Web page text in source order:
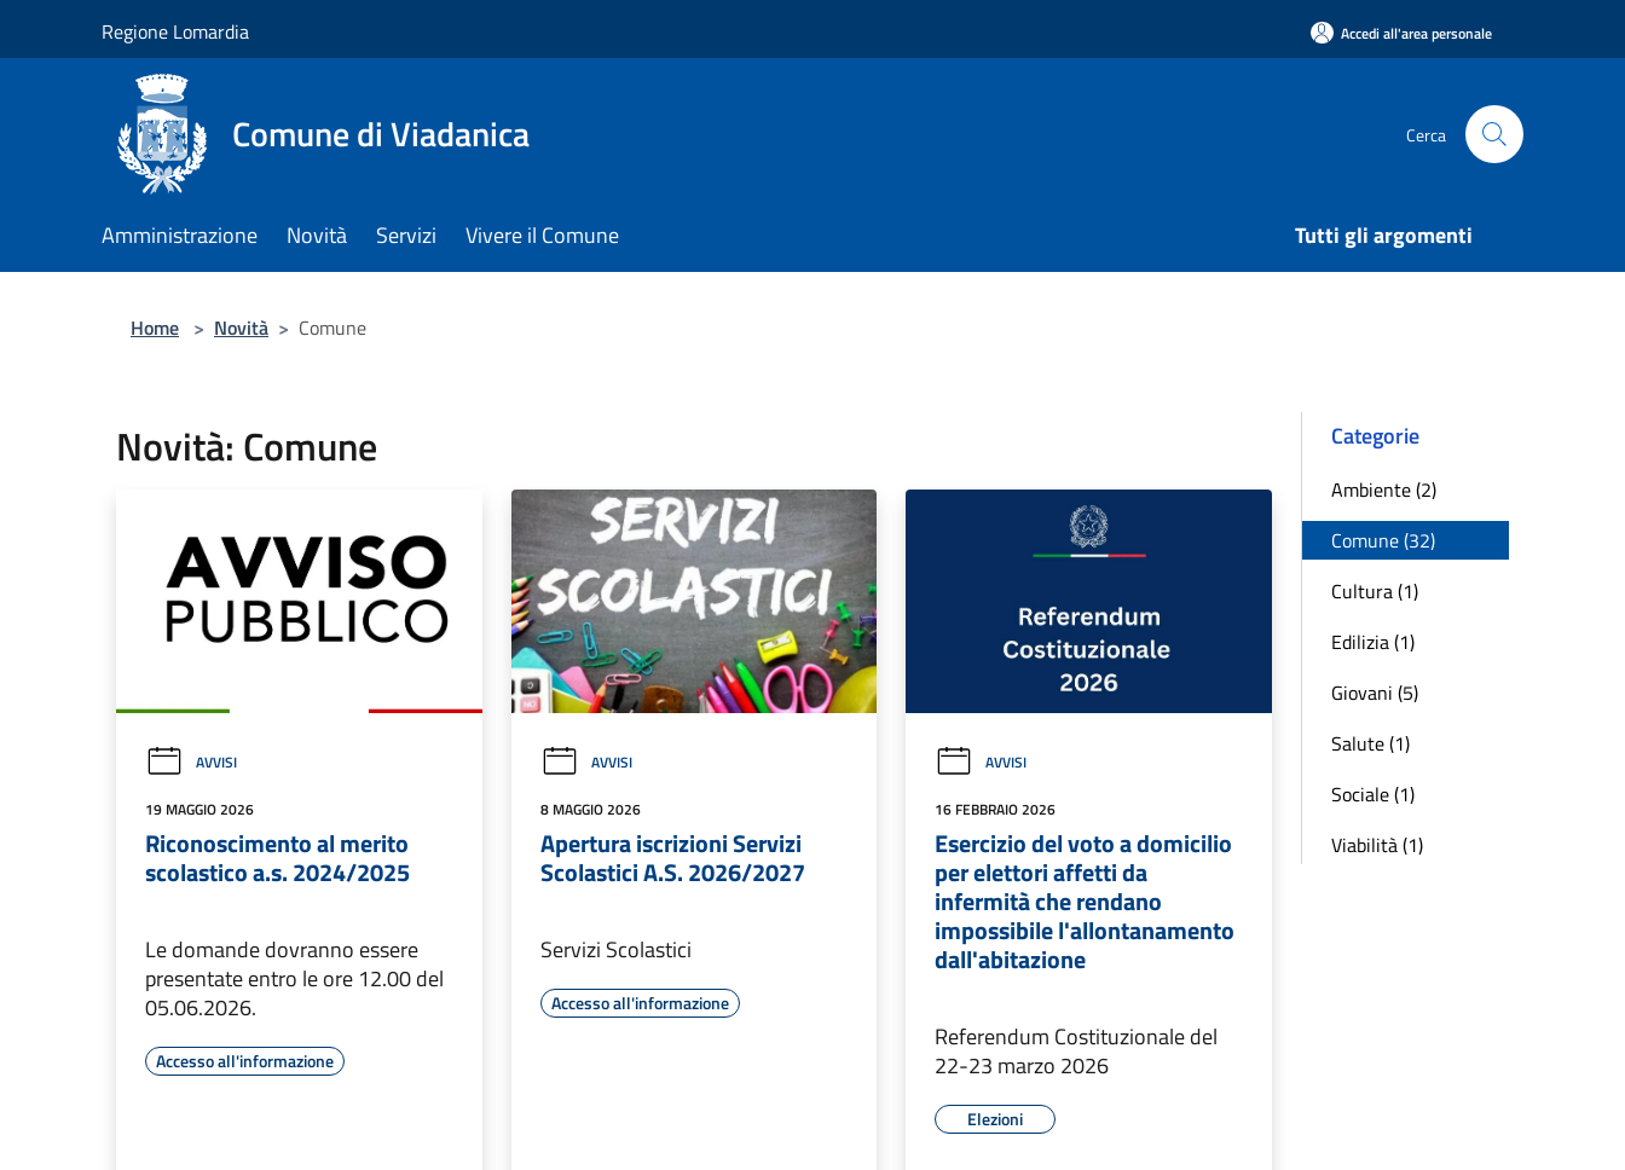
Regione Lomardia Accedi all'area personale
Comune di Viadanica Cerca
Amministrazione Novità Servizi Vivere il Comune Tutti gli argomenti
Home > Novità > Comune
Novità: Comune
AVVISI
19 MAGGIO 2026
Riconoscimento al merito
scolastico a.s. 2024/2025
Le domande dovranno essere
presentate entro le ore 12.00 del
05.06.2026.
Accesso all'informazione
AVVISI
8 MAGGIO 2026
Apertura iscrizioni Servizi
Scolastici A.S. 2026/2027
Servizi Scolastici
Accesso all'informazione
AVVISI
16 FEBBRAIO 2026
Esercizio del voto a domicilio
per elettori affetti da
infermità che rendano
impossibile l'allontanamento
dall'abitazione
Referendum Costituzionale del
22-23 marzo 2026
Elezioni
Categorie
Ambiente (2)
Comune (32)
Cultura (1)
Edilizia (1)
Giovani (5)
Salute (1)
Sociale (1)
Viabilità (1)